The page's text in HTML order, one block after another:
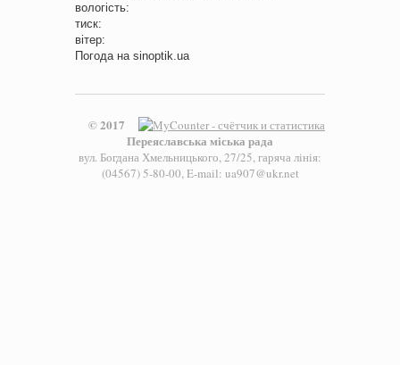
вологість:
тиск:
вітер:
Погода на sinoptik.ua
© 2017
Переяславська міська рада
вул. Богдана Хмельницького, 27/25, гаряча лінія:
(04567) 5-80-00, E-mail: ua907@ukr.net